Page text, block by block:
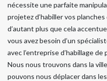
nécessite une parfaite
projetez d’habiller vos
d’autant plus que cela
vous avez besoin d’un
avec l’entreprise d’habillage
Nous nous trouvons dans la
pouvons nous déplacer dans